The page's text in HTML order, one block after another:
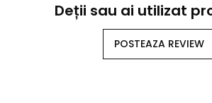
Deții sau ai utilizat
POSTEAZA REVIEW